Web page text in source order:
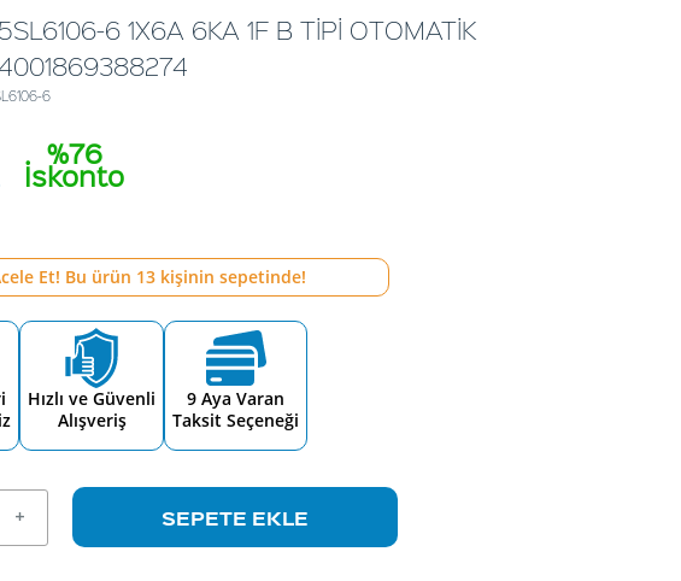
6 1X6A 6KA 1F B TİPİ OTOMATİK
6
%76
İskonto
Et! Bu ürün 13kişinin sepetinde!
Hızlı ve Güvenli
Alışveriş
9 Aya Varan
Taksit Seçeneği
SEPETE EKLE